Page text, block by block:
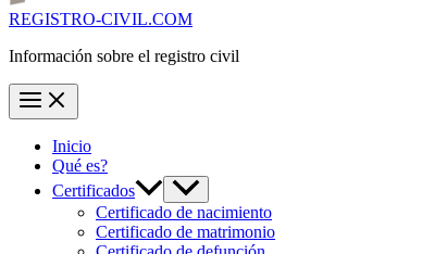
REGISTRO-CIVIL.COM
Información sobre el registro civil
Inicio
Qué es?
Certificados
Certificado de nacimiento
Certificado de matrimonio